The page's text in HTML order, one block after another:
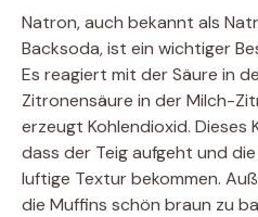
Natron, auch bekannt als
Backsoda, ist ein wichtiger
Es reagiert mit der Säure in
Zitronensäure in der Milch-
erzeugt Kohlendioxid. Dieses
dass der Teig aufgeht und
luftige Textur bekommen.
die Muffins schön braun zu